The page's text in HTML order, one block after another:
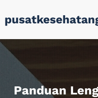
to
content
Panduan